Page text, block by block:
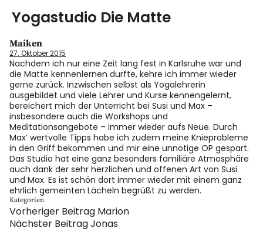
Yogastudio Die Matte
Yoga
Ausbildung
Kurse & Workshops
über uns
Energiearbeit
AGB
Maiken
27. Oktober 2015
Nachdem ich nur eine Zeit lang fest in Karlsruhe war und
die Matte kennenlernen durfte, kehre ich immer wieder
gerne zurück. Inzwischen selbst als Yogalehrerin
ausgebildet und viele Lehrer und Kurse kennengelernt,
bereichert mich der Unterricht bei Susi und Max –
insbesondere auch die Workshops und
Meditationsangebote – immer wieder aufs Neue. Durch
Max‘ wertvolle Tipps habe ich zudem meine Knieprobleme
in den Griff bekommen und mir eine unnötige OP gespart.
Das Studio hat eine ganz besonders familiäre Atmosphäre
auch dank der sehr herzlichen und offenen Art von Susi
und Max. Es ist schön dort immer wieder mit einem ganz
ehrlich gemeinten Lächeln begrüßt zu werden.
Kategorien
Vorheriger Beitrag Marion
Nächster BeitragJonas